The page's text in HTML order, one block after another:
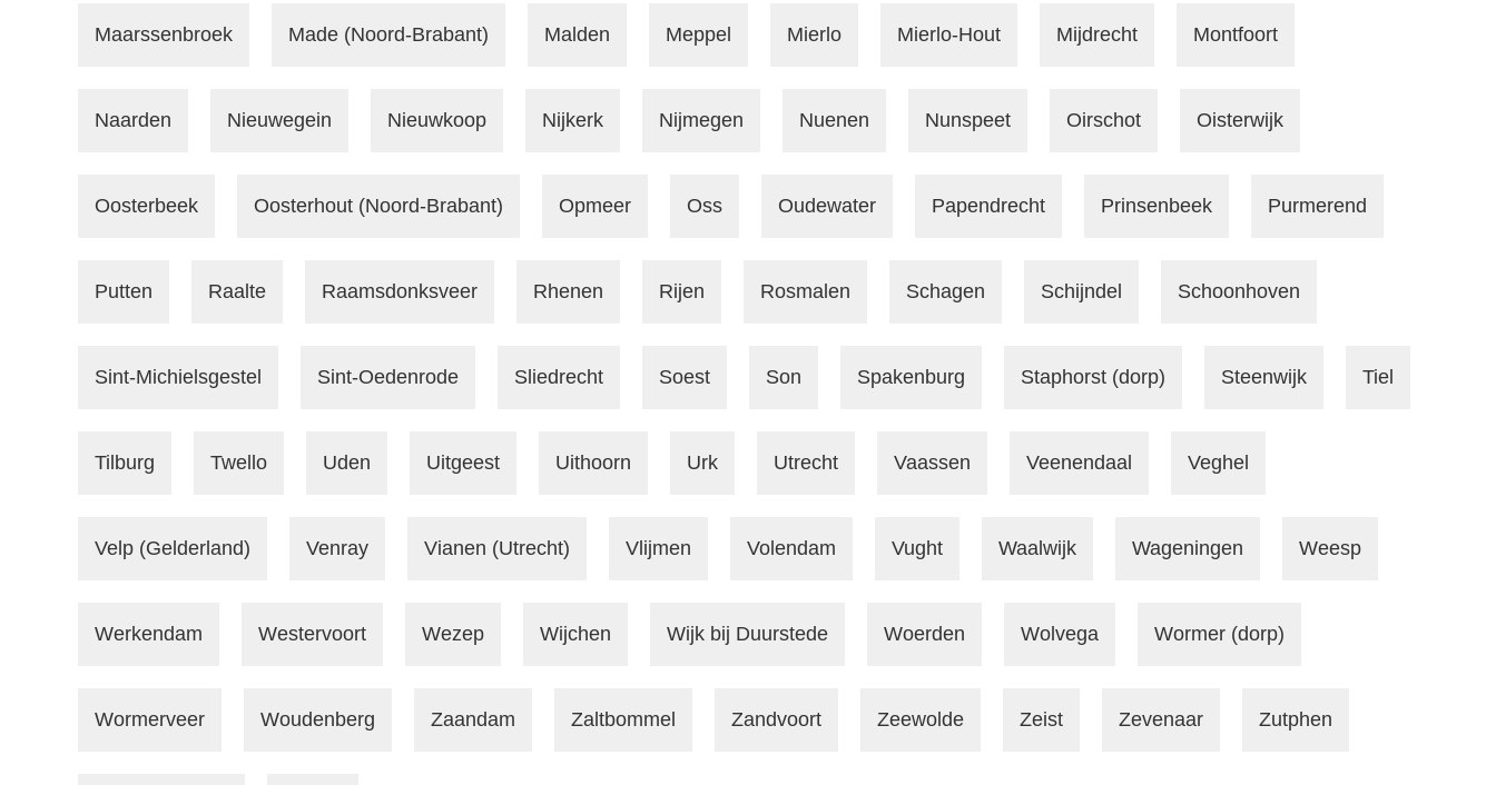
Maarssenbroek Made (Noord-Brabant) Malden Meppel Mierlo Mierlo-Hout Mijdrecht Montfoort
Naarden Nieuwegein Nieuwkoop Nijkerk Nijmegen Nuenen Nunspeet Oirschot Oisterwijk
Oosterbeek Oosterhout (Noord-Brabant) Opmeer Oss Oudewater Papendrecht Prinsenbeek Purmerend
Putten Raalte Raamsdonksveer Rhenen Rijen Rosmalen Schagen Schijndel Schoonhoven
Sint-Michielsgestel Sint-Oedenrode Sliedrecht Soest Son Spakenburg Staphorst (dorp) Steenwijk Tiel
Tilburg Twello Uden Uitgeest Uithoorn Urk Utrecht Vaassen Veenendaal Veghel
Velp (Gelderland) Venray Vianen (Utrecht) Vlijmen Volendam Vught Waalwijk Wageningen Weesp
Werkendam Westervoort Wezep Wijchen Wijk bij Duurstede Woerden Wolvega Wormer (dorp)
Wormerveer Woudenberg Zaandam Zaltbommel Zandvoort Zeewolde Zeist Zevenaar Zutphen